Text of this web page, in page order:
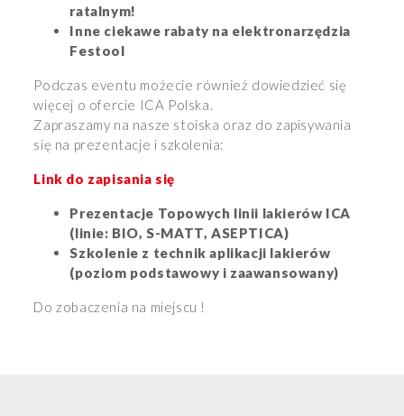
ratalnym!
Inne ciekawe rabaty na elektronarzędzia
Festool
Podczas eventu możecie również dowiedzieć się
więcej o ofercie ICA Polska.
Zapraszamy na nasze stoiska oraz do zapisywania
się na prezentacje i szkolenia:
Link do zapisania się
Prezentacje Topowych linii lakierów ICA
(linie: BIO, S-MATT, ASEPTICA)
Szkolenie z technik aplikacji lakierów
(poziom podstawowy i zaawansowany)
Do zobaczenia na miejscu !